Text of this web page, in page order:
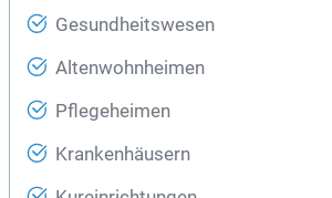
Gesundheitswesen
Altenwohnheimen
Pflegeheimen
Krankenhäusern